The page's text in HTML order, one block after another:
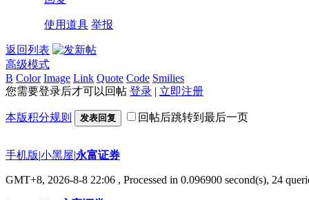
使用道具 举报
返回列表
高级模式
B Color Image Link Quote Code Smilies
您需要登录后才可以回帖 登录 | 立即注册
本版积分规则 发表回复 回帖后跳转到最后一页
手机版|小黑屋|永富证券
GMT+8, 2026-8-8 22:06 , Processed in 0.096900 second(s), 24